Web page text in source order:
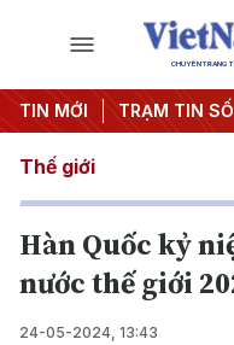
CHUYÊN TRANG
TIN MỚI TRẠM TIN SỐ
nghị Trung ương 3
Thế giới
Hàn Quốc kỷ
nước thế giới
24-05-2024, 13:43